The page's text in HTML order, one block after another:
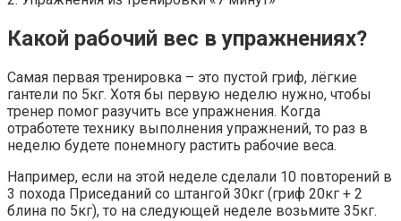
Какой рабочий вес в упражнениях?
Самая первая тренировка – это пустой гриф, лёгкие
гантели по 5кг. Хотя бы первую неделю нужно, чтобы
тренер помог разучить все упражнения. Когда
отработете технику выполнения упражнений, то раз в
неделю будете понемногу растить рабочие веса.
Например, если на этой неделе сделали 10 повторений в
3 похода Приседаний со штангой 30кг (гриф 20кг + 2
блина по 5кг), то на следующей неделе возьмите 35кг.